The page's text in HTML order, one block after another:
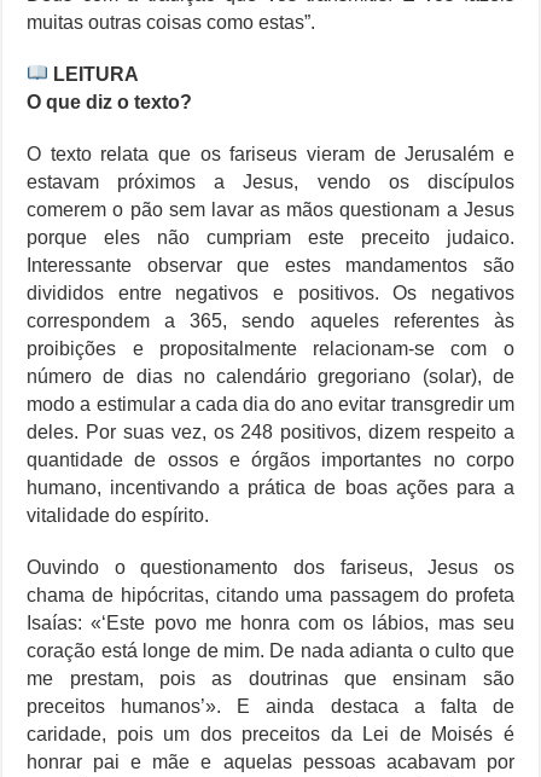
muitas outras coisas como estas”.
LEITURA
O que diz o texto?
O texto relata que os fariseus vieram de Jerusalém e
estavam próximos a Jesus, vendo os discípulos
comerem o pão sem lavar as mãos questionam a Jesus
porque eles não cumpriam este preceito judaico.
Interessante observar que estes mandamentos são
divididos entre negativos e positivos. Os negativos
correspondem a 365, sendo aqueles referentes às
proibições e propositalmente relacionam-se com o
número de dias no calendário gregoriano (solar), de
modo a estimular a cada dia do ano evitar transgredir um
deles. Por suas vez, os 248 positivos, dizem respeito a
quantidade de ossos e órgãos importantes no corpo
humano, incentivando a prática de boas ações para a
vitalidade do espírito.
Ouvindo o questionamento dos fariseus, Jesus os
chama de hipócritas, citando uma passagem do profeta
Isaías: «‘Este povo me honra com os lábios, mas seu
coração está longe de mim. De nada adianta o culto que
me prestam, pois as doutrinas que ensinam são
preceitos humanos’». E ainda destaca a falta de
caridade, pois um dos preceitos da Lei de Moisés é
honrar pai e mãe e aquelas pessoas acabavam por